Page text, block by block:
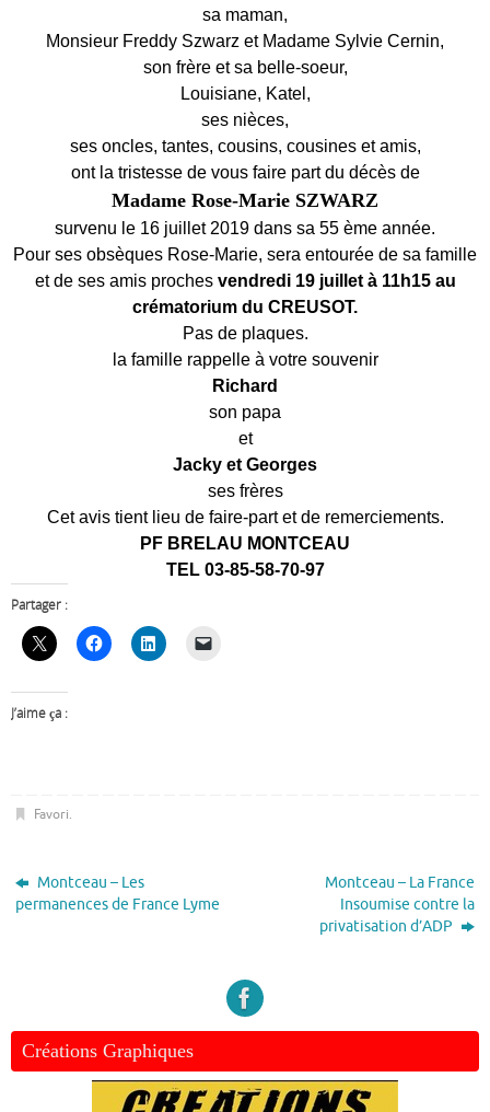
sa maman,
Monsieur Freddy Szwarz et Madame Sylvie Cernin,
son frère et sa belle-soeur,
Louisiane, Katel,
ses nièces,
ses oncles, tantes, cousins, cousines et amis,
ont la tristesse de vous faire part du décès de
Madame Rose-Marie SZWARZ
survenu le 16 juillet 2019 dans sa 55 ème année.
Pour ses obsèques Rose-Marie, sera entourée de sa famille
et de ses amis proches vendredi 19 juillet à 11h15 au
crématorium du CREUSOT.
Pas de plaques.
la famille rappelle à votre souvenir
Richard
son papa
et
Jacky et Georges
ses frères
Cet avis tient lieu de faire-part et de remerciements.
PF BRELAU MONTCEAU
TEL 03-85-58-70-97
Partager :
J’aime ça :
Favori.
Montceau – Les
permanences de France Lyme
Montceau – La France
Insoumise contre la
privatisation d’ADP
Créations Graphiques